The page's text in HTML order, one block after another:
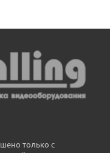
только с